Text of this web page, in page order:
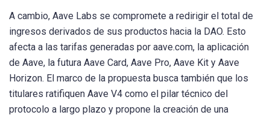
A cambio, Aave Labs se compromete a redirigir el total de
ingresos derivados de sus productos hacia la DAO. Esto
afecta a las tarifas generadas por aave.com, la aplicación
de Aave, la futura Aave Card, Aave Pro, Aave Kit y Aave
Horizon. El marco de la propuesta busca también que los
titulares ratifiquen Aave V4 como el pilar técnico del
protocolo a largo plazo y propone la creación de una